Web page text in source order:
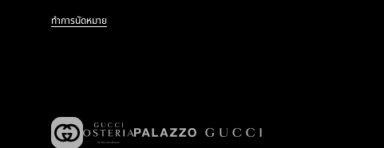
ทำการนัดหมาย